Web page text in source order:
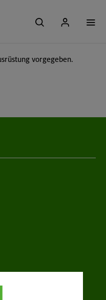
vorgegeben.